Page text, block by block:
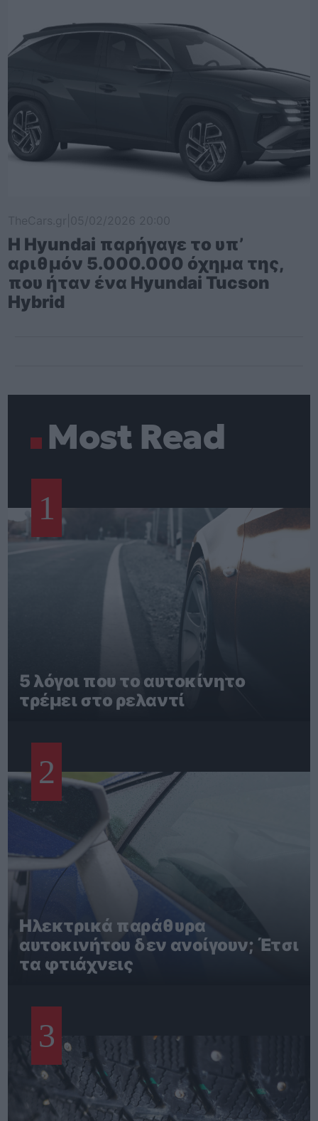
Η Hyundai παρήγαγε το υπ’
αριθμόν 5.000.000 όχημα της,
που ήταν ένα Hyundai Tucson
Hybrid
Most Read
1
5 λόγοι που το αυτοκίνητο
τρέμει στο ρελαντί
2
Ηλεκτρικά παράθυρα
αυτοκινήτου δεν ανοίγουν; Έτσι
τα φτιάχνεις
3